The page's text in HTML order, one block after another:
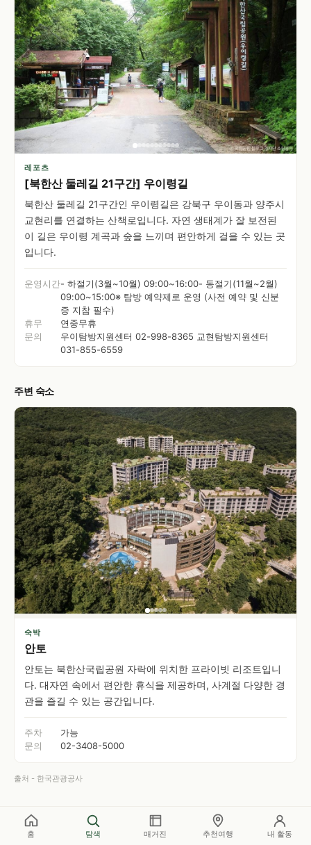
레포츠
[북한산 둘레길 21구간] 우이령길
북한산 둘레길 21구간인 우이령길은 강북구 우이동과 양주시
교현리를 연결하는 산책로입니다. 자연 생태계가 잘 보전된
이 길은 우이령 계곡과 숲을 느끼며 편안하게 걸을 수 있는 곳
입니다.
운영시간- 하절기(3월~10월) 09:00~16:00- 동절기(11월~2월)
09:00~15:00※ 탐방 예약제로 운영 (사전 예약 및 신분
증 지참 필수)
휴무
연중무휴
문의
우이탐방지원센터 02-998-8365 교현탐방지원센터
031-855-6559
주변 숙소
숙박
안토
안토는 북한산국립공원 자락에 위치한 프라이빗 리조트입니
다. 대자연 속에서 편안한 휴식을 제공하며, 사계절 다양한 경
관을 즐길 수 있는 공간입니다.
주차
가능
문의
02-3408-5000
출처 - 한국관광공사
홈 탐색 매거진 추천여행 내 활동